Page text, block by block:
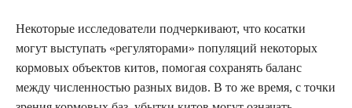
Некоторые исследователи подчеркивают, что косатки
могут выступать «регуляторами» популяций некоторых
кормовых объектов китов, помогая сохранять баланс
между численностью разных видов. В то же время, с точки